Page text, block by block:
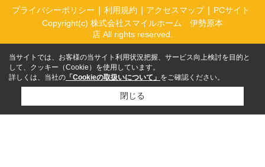
プライバシーポリシー 利用規約 アクセスマップ
PCサイト
Copyright(c) 株式会社スマイルホーム 伊勢原本
店 All rights reserved.
当サイトでは、お客様の当サイト利用状況把握、サービス向上検討を目的と
して、クッキー（Cookie）を使用しています。
詳しくは、当社の 「Cookieの取扱いについて」 をご確認ください。
閉じる